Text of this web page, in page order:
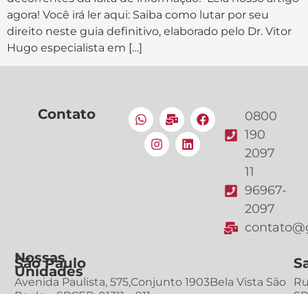
agora! Você irá ler aqui: Saiba como lutar por seu
direito neste guia definitivo, elaborado pelo Dr. Vitor
Hugo especialista em […]
Contato
0800
190
2097
11
96967-
2097
Nossas
Unidades
São Paulo
Avenida Paulista, 575,Conjunto 1903Bela Vista São